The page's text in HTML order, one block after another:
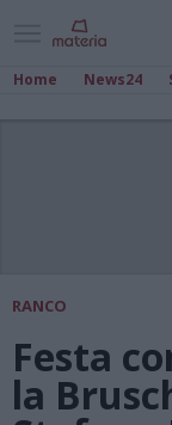
Home News24
RANCO
Festa
la